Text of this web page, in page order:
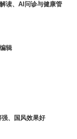
读、AI问诊与健康管
辑
、国风效果好